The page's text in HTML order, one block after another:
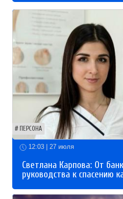
ПЕРСОНА
12:03 | 27 июля
Светлана Карпова: От
руководства к спасению